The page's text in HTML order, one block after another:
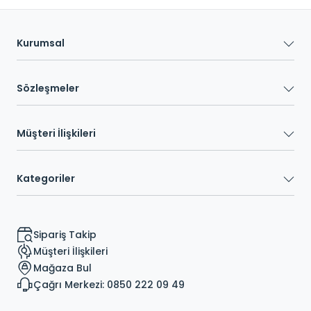
Kurumsal
Sözleşmeler
Müşteri İlişkileri
Kategoriler
Sipariş Takip
Müşteri İlişkileri
Mağaza Bul
Çağrı Merkezi: 0850 222 09 49